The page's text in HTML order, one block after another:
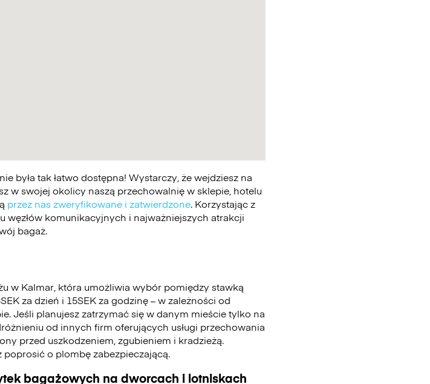
była tak łatwo dostępna! Wystarczy, że wejdziesz na
w swojej okolicy naszą przechowalnię w sklepie, hotelu
przez nas zweryfikowane i zatwierdzone. Korzystając z
węzłów komunikacyjnych i najważniejszych atrakcji
bagaż.
w Kalmar, która umożliwia wybór pomiędzy stawką
za dzień i 15SEK za godzinę – w zależności od
Jeśli planujesz zatrzymać się w danym mieście tylko na
od innych firm oferujących usługi przechowania
przed uszkodzeniem, zgubieniem i kradzieżą.
o plombę zabezpieczającą.
bagażowych na dworcach i lotniskach